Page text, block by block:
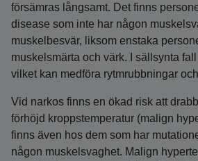
försämras långsamt. Det finns
disease som inte har någon
muskelbesvär, liksom enstaka
muskelsmärta och värk. I sällsynta
vilket kan medföra rytmrubbningar
Vid narkos finns en ökad risk att
förhöjd kroppstemperatur (malign
finns även hos dem som har
någon muskelsvaghet. Malign